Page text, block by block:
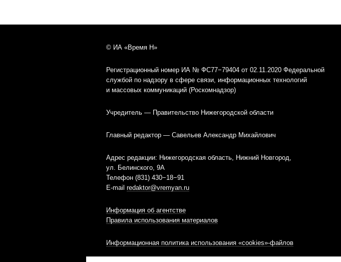
© ИА «Время Н»
Регистрационный номер ИА № ФС77−79404 от 02.11.2020 Федеральной
службой по надзору в сфере связи, информационных технологий
и массовых коммуникаций (Роскомнадзор)
Учредитель — Правительство Нижегородской области
Главный редактор — Савельев Александр Михайлович
Адрес редакции: Нижегородская область, Нижний Новгород,
ул. Белинского, 9А
Телефон (831) 430−18−91
E-mail redaktor@vremyan.ru
Информация об агентстве
Правила использования материалов
Информационная политика использования «cookies»-файлов